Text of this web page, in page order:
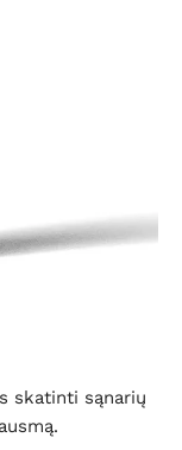
skatinti sąnarių